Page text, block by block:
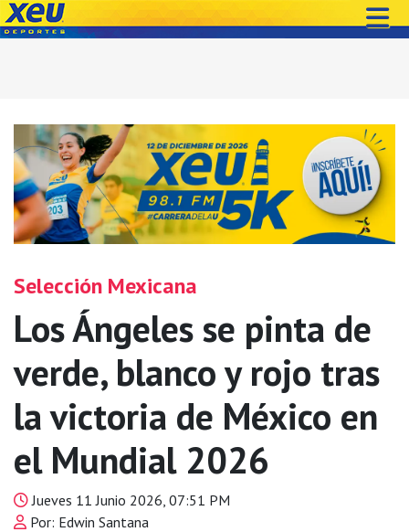
Selección Mexicana
Los Ángeles se pinta de
verde, blanco y rojo tras
la victoria de México en
el Mundial 2026
Jueves 11 Junio 2026, 07:51 PM
Por: Edwin Santana